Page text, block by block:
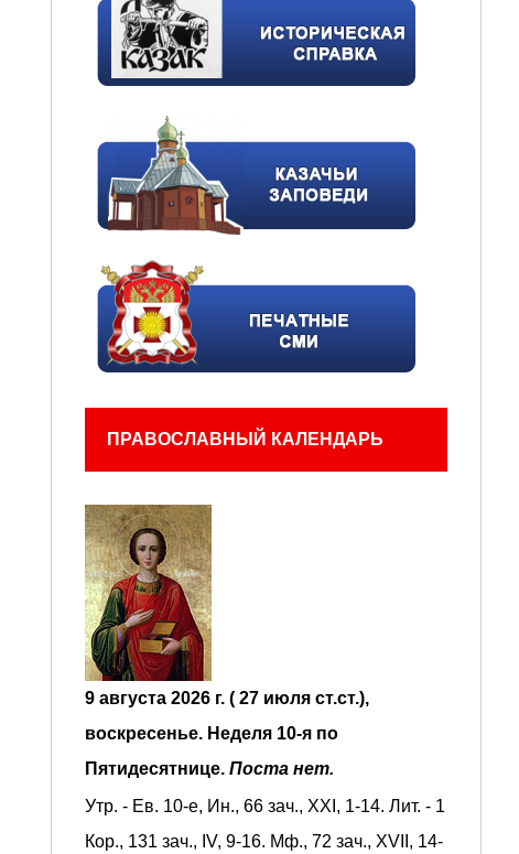
ПРАВОСЛАВНЫЙ КАЛЕНДАРЬ
9 августа 2026 г. ( 27 июля ст.ст.),
воскресенье. Неделя 10-я по
Пятидесятнице. Поста нет.
Утр. - Ев. 10-е, Ин., 66 зач., XXI, 1-14. Лит. - 1
Кор., 131 зач., IV, 9-16. Мф., 72 зач., XVII, 14-